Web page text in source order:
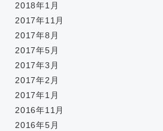
2018年1月
2017年11月
2017年8月
2017年5月
2017年3月
2017年2月
2017年1月
2016年11月
2016年5月